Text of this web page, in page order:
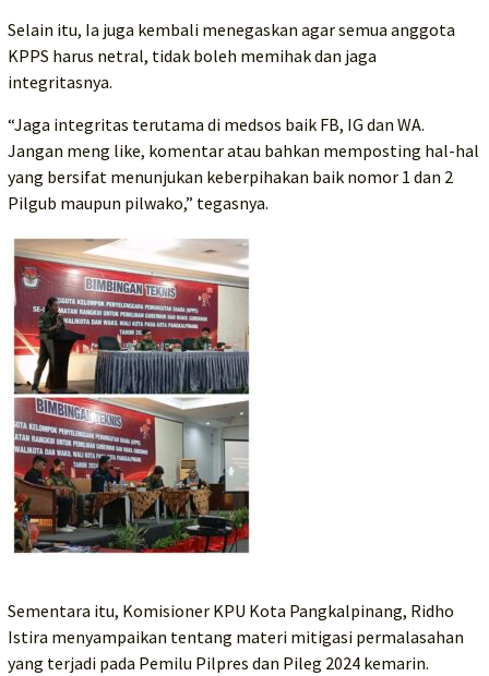
Selain itu, Ia juga kembali menegaskan agar semua anggota
KPPS harus netral, tidak boleh memihak dan jaga
integritasnya.
“Jaga integritas terutama di medsos baik FB, IG dan WA.
Jangan meng like, komentar atau bahkan memposting hal-hal
yang bersifat menunjukan keberpihakan baik nomor 1 dan 2
Pilgub maupun pilwako,” tegasnya.
Sementara itu, Komisioner KPU Kota Pangkalpinang, Ridho
Istira menyampaikan tentang materi mitigasi permalasahan
yang terjadi pada Pemilu Pilpres dan Pileg 2024 kemarin.